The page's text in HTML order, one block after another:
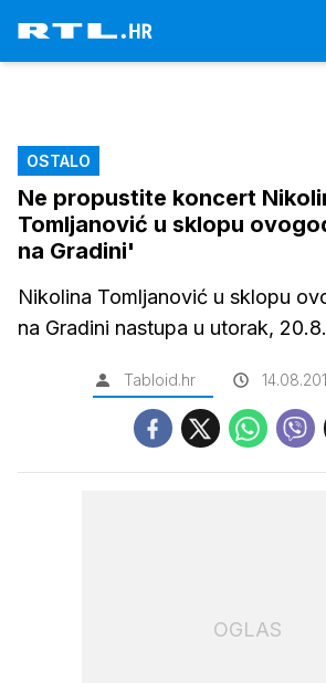
OSTALO
Ne propustite koncert
Tomljanović u sklopu
na Gradini'
Nikolina Tomljanović u sklopu
na Gradini nastupa u utorak,
Tabloid.hr
OGLAS